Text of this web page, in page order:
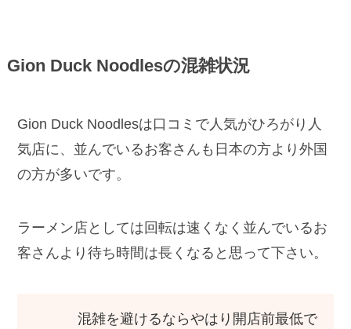
Gion Duck Noodlesの混雑状況
Gion Duck Noodlesは口コミで人気がひろがり人
気店に、並んでいるお客さんも日本の方より外国
の方が多いです。
ラーメン店としては回転は速くなく並んでいるお
客さんより待ち時間は長くなると思って下さい。
混雑を避けるならやはり開店前最低で